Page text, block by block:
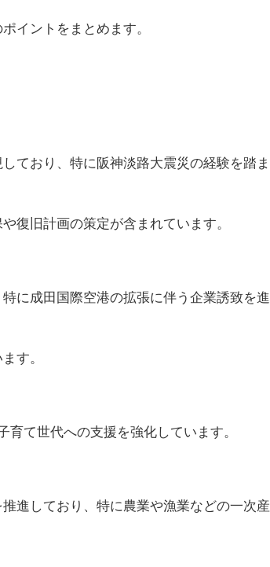
イントをまとめます。
ており、特に阪神淡路大震災の経験を踏ま
復旧計画の策定が含まれています。
に成田国際空港の拡張に伴う企業誘致を進
す。
て世代への支援を強化しています。
進しており、特に農業や漁業などの一次産